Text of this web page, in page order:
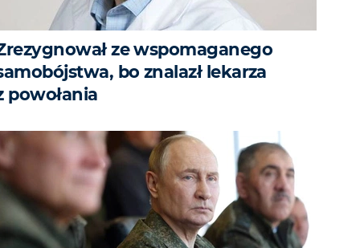
ze wspomaganego
bo znalazł lekarza
powołania